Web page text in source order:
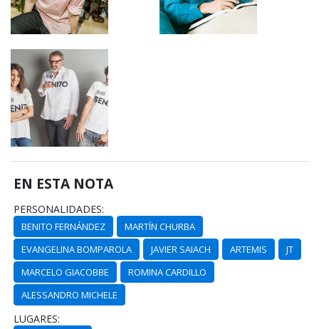
EN ESTA NOTA
PERSONALIDADES:
BENITO FERNÁNDEZ
MARTÍN CHURBA
EVANGELINA BOMPAROLA
JAVIER SAIACH ARTEMIS
JT
MARCELO GIACOBBE
ROMINA CARDILLO
ALESSANDRO MICHELE
LUGARES: